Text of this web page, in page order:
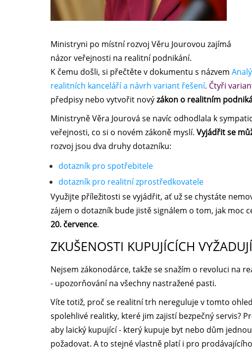
Ministryni po místní rozvoj Věru Jourovou zajímá
názor veřejnosti na realitní podnikání.
K čemu došli, si přečtěte v dokumentu s názvem
realitních kanceláří a návrh variant řešení. Čtyři
předpisy nebo vytvořit novýzákon o realitním
Ministryně Věra Jourová se navíc odhodlala k
veřejnosti, co si o novém zákoně myslí. Vyjádřit se
rozvoj jsou dva druhy dotazníku:
dotazník pro spotřebitele
dotazník pro realitní zprostředkovatele
Využijte příležitosti se vyjádřit, ať už se chystáte
zájem o dotazník bude jistě signálem o tom, jak moc
20. července.
ZKUŠENOSTI KUPUJÍCÍCH
Nejsem zákonodárce, takže se snažím o revoluci na
- upozorňování na všechny nastražené pasti.
Víte totiž, proč se realitní trh nereguluje v tomto
spolehlivé realitky, které jim zajistí bezpečný servis?
aby laický kupující - který kupuje byt nebo dům
požadovat. A to stejné vlastně platí i pro